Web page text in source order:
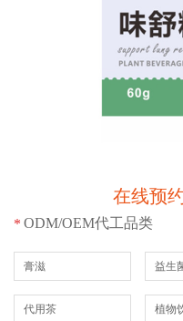
在线预
* ODM/OEM代工品类
膏滋 益生
代用茶 植物